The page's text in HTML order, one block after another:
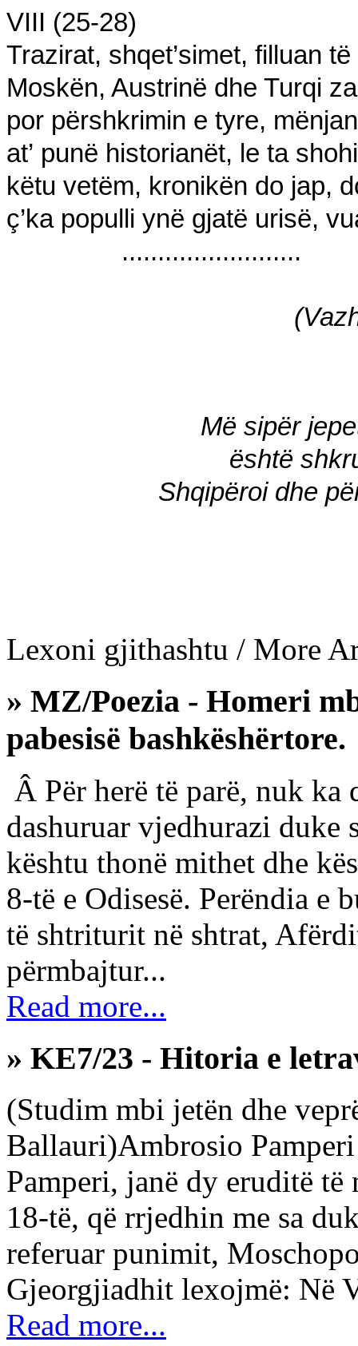
VIII (25-28)
Trazirat, shqet’simet, filluan
Moskën, Austrinë dhe Turqi
por përshkrimin e tyre,
at’ punë historianët, le ta
këtu vetëm, kronikën do jap,
ç’ka populli ynë gjatë urisë,
.........................
Më sipër
është
Shqipëroi dhe
Lexoni gjithashtu / More
» MZ/Poezia - Homeri
pabesisë bashkëshërtore.
Â Për herë të parë, nuk ka
dashuruar vjedhurazi duke
kështu thonë mithet dhe
8-të e Odisesë. Perëndia e
të shtriturit në shtrat,
përmbajtur...
Read more...
» KE7/23 - Hitoria e
(Studim mbi jetën dhe
Ballauri)Ambrosio
Pamperi, janë dy eruditë
18-të, që rrjedhin me sa
referuar punimit,
Gjeorgjiadhit lexojmë: Në
Read more...